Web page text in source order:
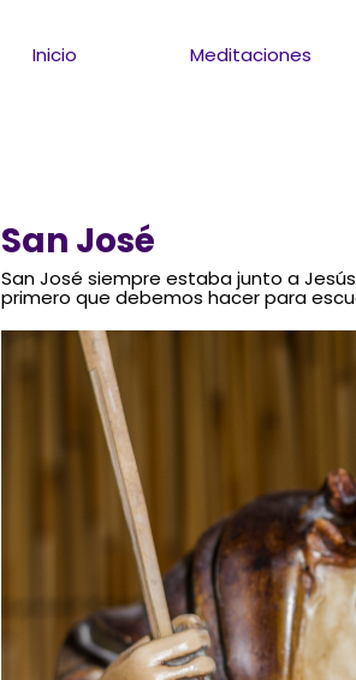
Inicio Meditaciones
San José
San José siempre estaba junto a
primero que debemos hacer para